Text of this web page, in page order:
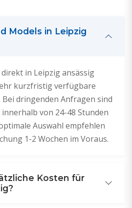
Models in Leipzig
in Leipzig ansässig
kurzfristig verfügbare
dringenden Anfragen sind
von 24-48 Stunden
Auswahl empfehlen
1-2 Wochen im Voraus.
Kosten für